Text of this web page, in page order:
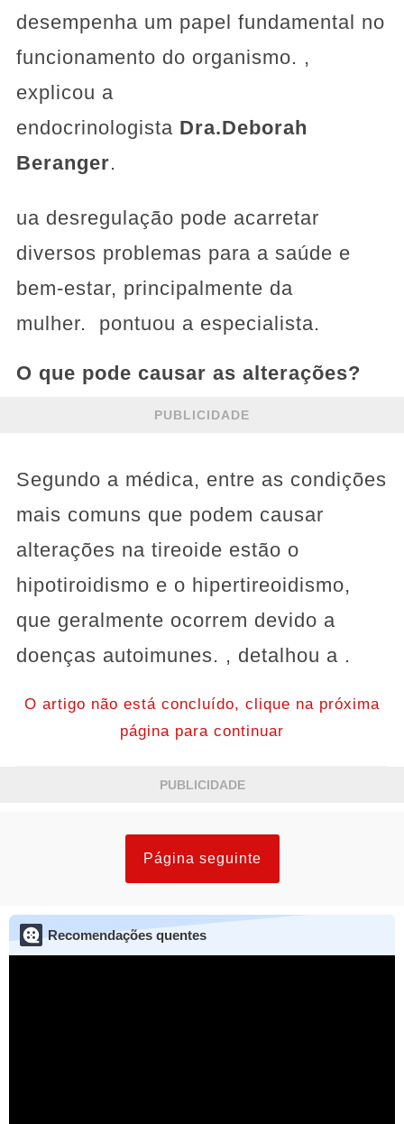
desempenha um papel fundamental no
funcionamento do organismo. ,
explicou a
endocrinologista Dra.Deborah
Beranger.
ua desregulação pode acarretar
diversos problemas para a saúde e
bem-estar, principalmente da
mulher. pontuou a especialista.
O que pode causar as alterações?
PUBLICIDADE
Segundo a médica, entre as condições
mais comuns que podem causar
alterações na tireoide estão o
hipotiroidismo e o hipertireoidismo,
que geralmente ocorrem devido a
doenças autoimunes. , detalhou a .
O artigo não está concluído, clique na próxima
página para continuar
PUBLICIDADE
Página seguinte
Recomendações quentes